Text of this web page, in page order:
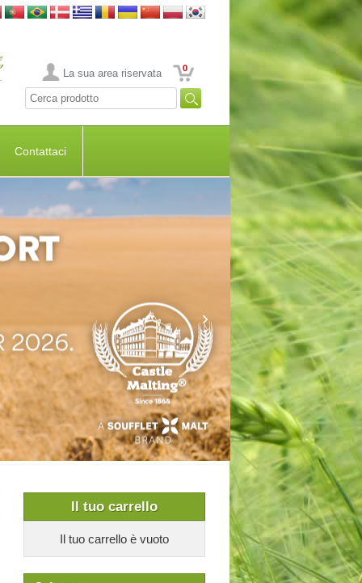
La sua area riservata 0
Contattaci
Il tuo carrello
Il tuo carrello è vuoto